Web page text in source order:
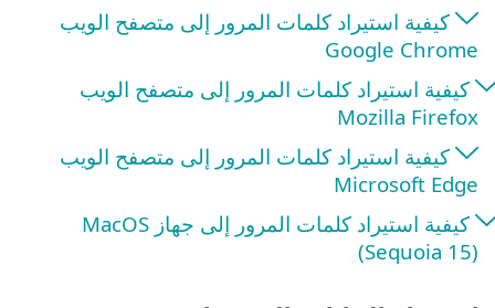
كيفية استيراد كلمات المرور إلى متصفح الويب
Google Chrome
كيفية استيراد كلمات المرور إلى متصفح الويب
Mozilla Firefox
كيفية استيراد كلمات المرور إلى متصفح الويب
Microsoft Edge
كيفية استيراد كلمات المرور إلى جهاز MacOS
(Sequoia 15)